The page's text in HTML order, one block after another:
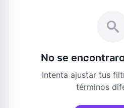
No se
Intenta ajustar tus
términos